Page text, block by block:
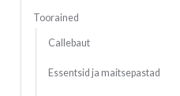
Toorained
Callebaut
Essentsid ja maitsepastad